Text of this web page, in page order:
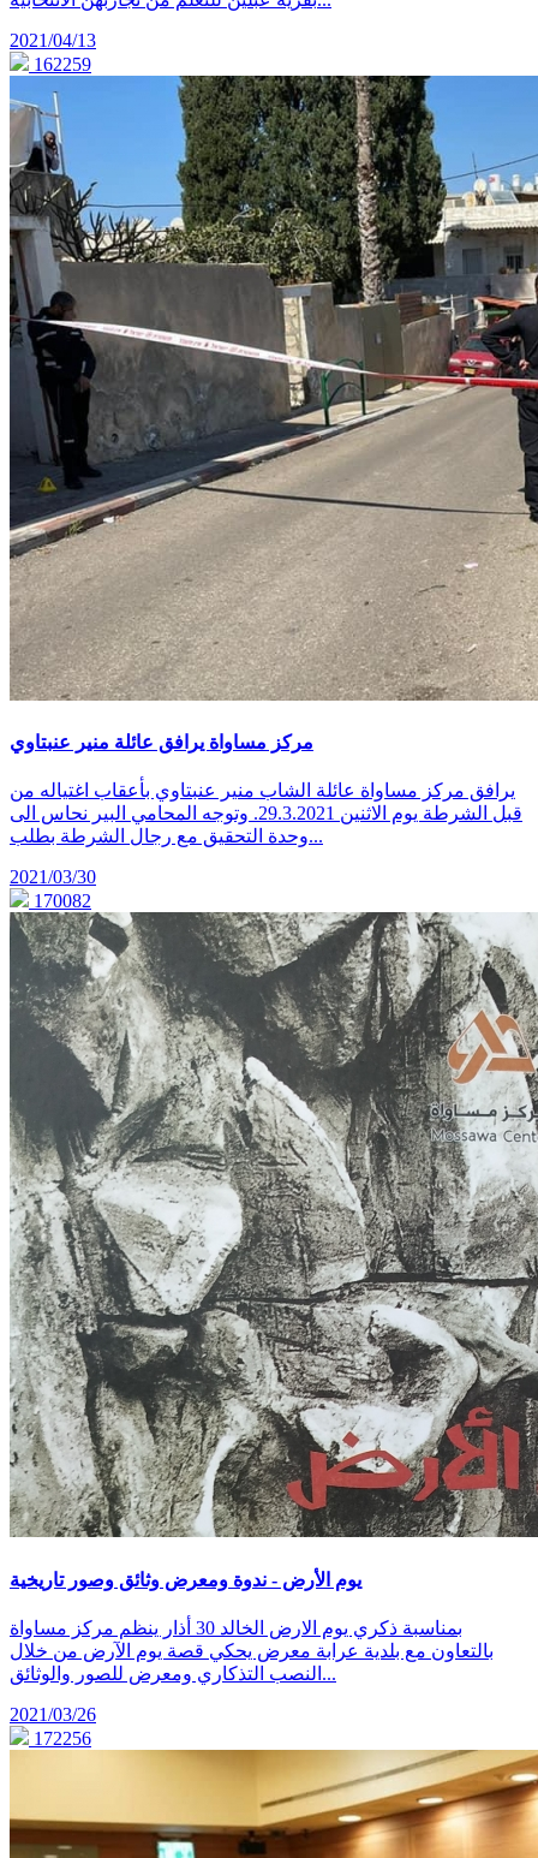
2021/04/13
162259
مركز مساواة يرافق عائلة منير عنبتاوي
يرافق مركز مساواة عائلة الشاب منير عنبتاوي بأعقاب اغتياله من
قبل الشرطة يوم الاثنين 29.3.2021. وتوجه المحامي البير نحاس الى
وحدة التحقيق مع رجال الشرطة بطلب...
2021/03/30
170082
يوم الأرض - ندوة ومعرض وثائق وصور تاريخية
بمناسبة ذكري يوم الارض الخالد 30 أذار ينظم مركز مساواة
بالتعاون مع بلدية عرابة معرض يحكي قصة يوم الآرض من خلال
النصب التذكاري ومعرض للصور والوثائق...
2021/03/26
172256